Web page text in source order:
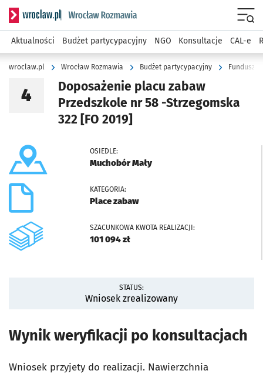
Serwis informacyjny wroclaw.pl podserwis: Rozmawia
Aktualności Budżet partycypacyjny NGO Konsultacje CAL-e
wroclaw.pl Wrocław Rozmawia Budżet partycypacyjny Fundusz
4
Doposażenie placu zabaw
Przedszkole nr 58 -Strzegomska
322 [FO 2019]
OSIEDLE:
Muchobór Mały
KATEGORIA:
Place zabaw
SZACUNKOWA KWOTA REALIZACJI:
101 094 zł
STATUS:
Wniosek zrealizowany
Wynik weryfikacji po konsultacjach
Wniosek przyjety do realizacji. Nawierzchnia